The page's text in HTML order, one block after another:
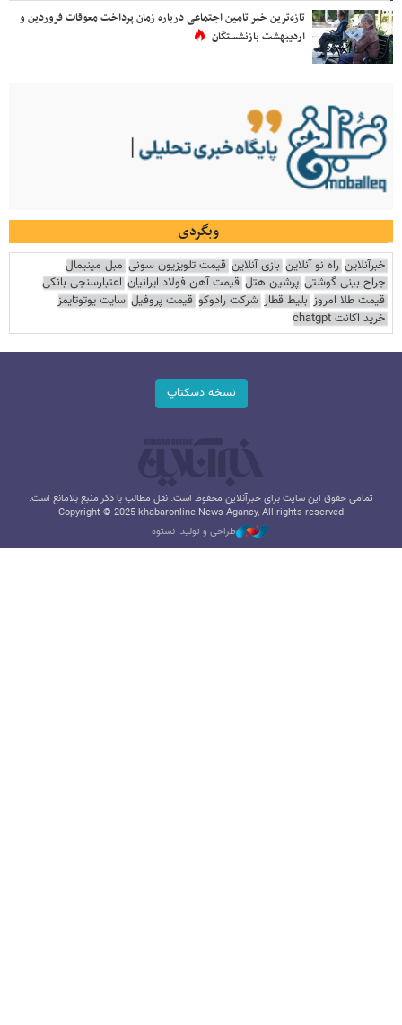
تازه‌ترین خبر تامین اجتماعی درباره زمان پرداخت معوقات فروردین و
اردیبهشت بازنشستگان
وبگردی
خبرآنلاین راه نو آنلاین بازی آنلاین قیمت تلویزیون سونی مبل مینیمال
جراح بینی گوشتی پرشین هتل قیمت آهن فولاد ایرانیان اعتبارسنجی بانکی
قیمت طلا امروز بلیط قطار شرکت رادوکو قیمت پروفیل سایت یوتوتایمز
خرید اکانت chatgpt
نسخه دسکتاپ
تمامی حقوق این سایت برای خبرآنلاین محفوظ است. نقل مطالب با ذکر منبع بلامانع است.
Copyright © 2025 khabaronline News Agancy, All rights reserved
طراحی و تولید: نستوه